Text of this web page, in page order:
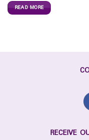
READ MORE
RECEIVE